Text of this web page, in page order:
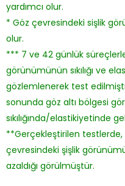
yardımcı olur.
* Göz çevresindeki sişlik
olur.
*** 7 ve 42 günlük
görünümünün sıkılığı ve
gözlemlenerek test
sonunda göz altı bölgesi
sıkılığında/elastikiyetinde
**Gerçekleştirilen
çevresindeki şişlik
azaldığı görülmüştür.